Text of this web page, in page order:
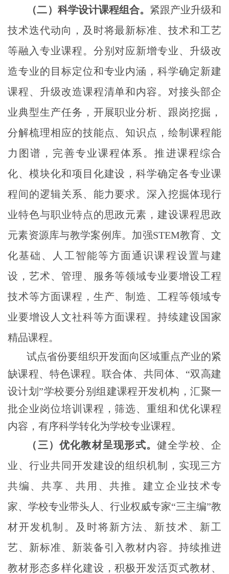
（二）科学设计课程组合。 紧跟产业升级和
技术迭代动向，及时将最新标准、技术和工艺
等融入专业课程。分别对应新增专业、升级改
造专业的目标定位和专业内涵，科学确定新建
课程、升级改造课程清单和内容。对接头部企
业典型生产任务，开展职业分析、跟岗挖掘，
分解梳理相应的技能点、知识点，绘制课程能
力图谱，完善专业课程体系。推进课程综合
化、模块化和项目化建设，科学确定各专业课
程间的逻辑关系、能力要求。深入挖掘体现行
业特色与职业特点的思政元素，建设课程思政
元素资源库与教学案例库。加强STEM教育、文
化基础、人工智能等方面通识课程设置与建
设，艺术、管理、服务等领域专业要增设工程
技术等方面课程，生产、制造、工程等领域专
业要增设人文社科等方面课程。持续建设国家
精品课程。
试点省份要组织开发面向区域重点产业的紧
缺课程、特色课程。联合体、共同体、“双高建
设计划”学校要分别组建课程开发机构，汇聚一
批企业岗位培训课程，筛选、重组和优化课程
内容，有序科学转化为学校专业课程。
（三）优化教材呈现形式。 健全学校、企
业、行业共同开发建设的组织机制，实现三方
共编、共享、共用、共推。建立企业技术专
家、学校专业带头人、行业权威专家“三主编”教
材开发机制。及时将新方法、新技术、新工
艺、新标准、新装备引入教材内容。持续推进
教材形态多样化建设，积极开发活页式教材、